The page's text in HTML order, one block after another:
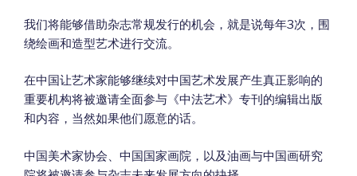
我们将能够借助杂志常规发行的机会，就是说每年3次，围
绕绘画和造型艺术进行交流。
在中国让艺术家能够继续对中国艺术发展产生真正影响的
重要机构将被邀请全面参与《中法艺术》专刊的编辑出版
和内容，当然如果他们愿意的话。
中国美术家协会、中国国家画院，以及油画与中国画研究